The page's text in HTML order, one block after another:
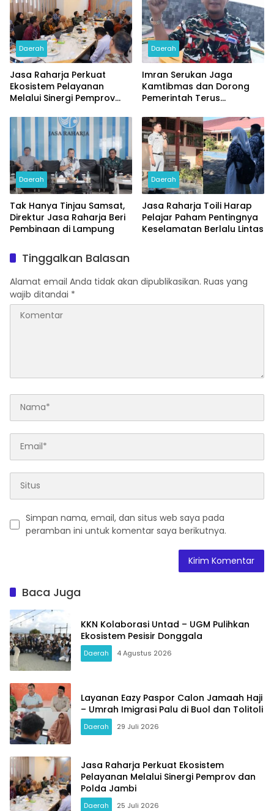
Daerah
Jasa Raharja Perkuat
Ekosistem Pelayanan
Melalui Sinergi Pemprov
Daerah
Imran Serukan Jaga
Kamtibmas dan Dorong
Pemerintah Terus
Daerah
Tak Hanya Tinjau Samsat,
Direktur Jasa Raharja Beri
Pembinaan di Lampung
Daerah
Jasa Raharja Toili Harap
Pelajar Paham Pentingnya
Keselamatan Berlalu Lintas
Tinggalkan Balasan
Alamat email Anda tidak akan dipublikasikan. Ruas yang
wajib ditandai *
Simpan nama, email, dan situs web saya pada
peramban ini untuk komentar saya berikutnya.
Baca Juga
KKN Kolaborasi Untad – UGM Pulihkan
Ekosistem Pesisir Donggala
Daerah 4 Agustus 2026
Layanan Eazy Paspor Calon Jamaah Haji
– Umrah Imigrasi Palu di Buol dan Tolitoli
Daerah 29 Juli 2026
Jasa Raharja Perkuat Ekosistem
Pelayanan Melalui Sinergi Pemprov dan
Polda Jambi
Daerah 25 Juli 2026